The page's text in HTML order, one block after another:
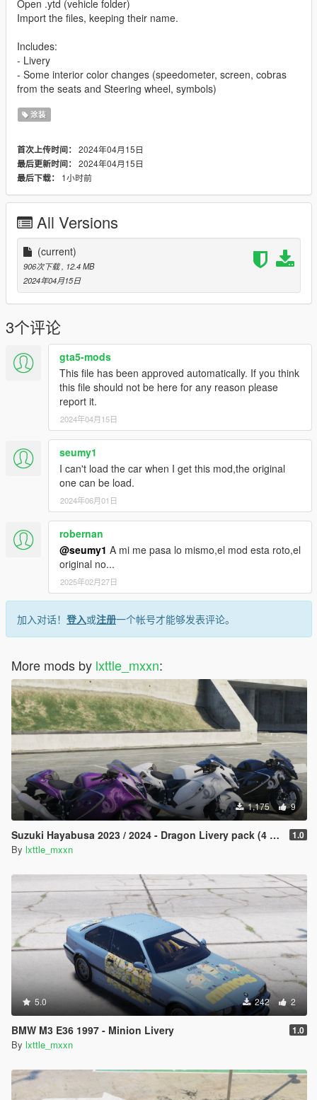
Open .ytd (vehicle folder)
Import the files, keeping their name.
Includes:
- Livery
- Some interior color changes (speedometer, screen, cobras
from the seats and Steering wheel, symbols)
涂装
首次上传时间： 2024年04月15日
最后更新时间： 2024年04月15日
最后下载：
1小时前
All Versions
(current)
906次下载 , 12.4 MB
2024年04月15日
3个评论
gta5-mods
This file has been approved automatically. If you think
this file should not be here for any reason please
report it.
2024年04月15日
seumy1
I can't load the car when I get this mod,the original
one can be load.
2024年06月01日
robernan
@seumy1 A mi me pasa lo mismo,el mod esta roto,el
original no...
2025年02月27日
加入对话！ 登入或注册一个帐号才能够发表评论。
More mods by lxttle_mxxn:
1,175 9
Suzuki Hayabusa 2023 / 2024 - Dragon Livery pack (4 changes) 1.0
By lxttle_mxxn
5.0 242 2
BMW M3 E36 1997 - Minion Livery 1.0
By lxttle_mxxn